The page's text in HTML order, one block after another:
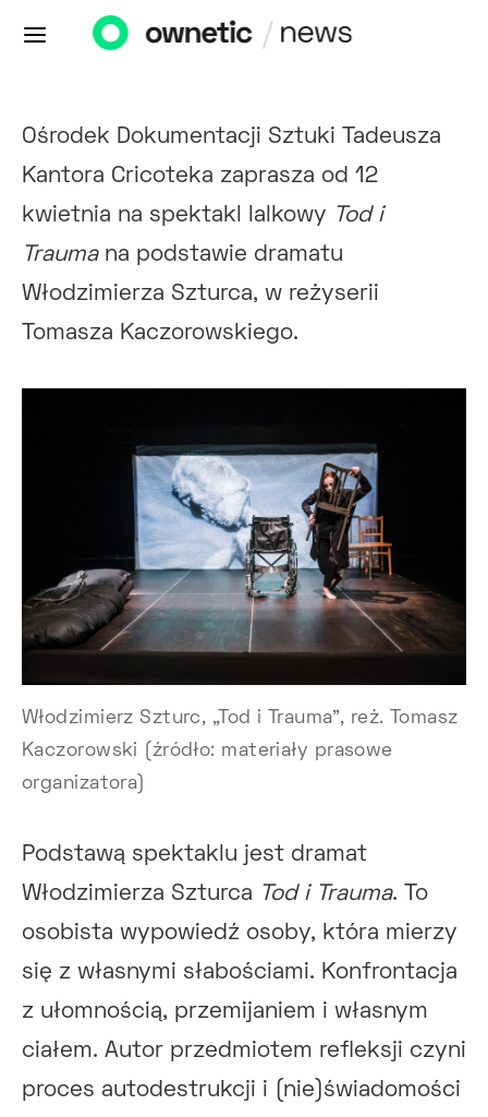
Ośrodek Dokumentacji Sztuki Tadeusza
Kantora Cricoteka zaprasza od 12
kwietnia na spektakl lalkowy
Tod i
Traumana podstawie dramatu
Włodzimierza Szturca, w reżyserii
Tomasza Kaczorowskiego.
Włodzimierz Szturc, „Tod i Trauma”, reż. Tomasz
Kaczorowski (źródło: materiały prasowe
organizatora)
Podstawą spektaklu jest dramat
Włodzimierza Szturca
Tod i Trauma. To
osobista wypowiedź osoby, która mierzy
się z własnymi słabościami. Konfrontacja
z ułomnością, przemijaniem i własnym
ciałem. Autor przedmiotem refleksji czyni
proces autodestrukcji i (nie)świadomości